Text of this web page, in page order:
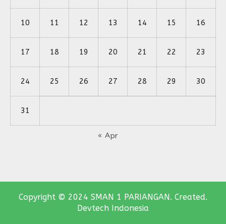
10 11 12 13 14 15 16
17 18 19 20 21 22 23
24 25 26 27 28 29 30
31
« Apr
Copyright © 2024 SMAN 1 PARIANGAN. Created.
Devtech Indonesia